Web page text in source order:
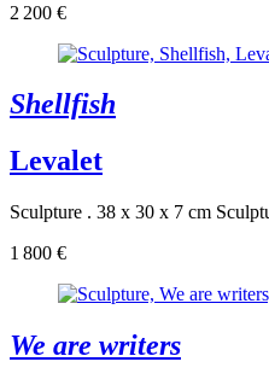
2 200 €
Shellfish
Levalet
Sculpture . 38 x 30 x 7 cm
1 800 €
We are writers